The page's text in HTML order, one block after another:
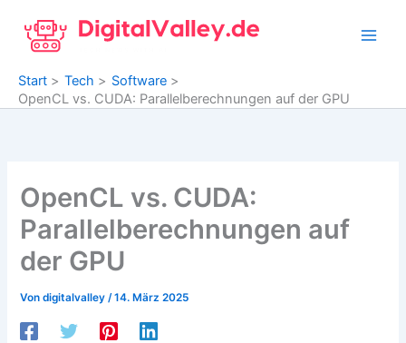
Inhalt
springen
Start
Tech
Software
OpenCL vs. CUDA: Parallelberechnungen auf der GPU
OpenCL vs. CUDA:
Parallelberechnungen auf
der GPU
Vondigitalvalley/14. März 2025